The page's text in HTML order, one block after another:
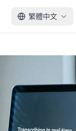
繁體中文